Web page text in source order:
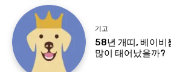
기고
58년 개띠, 베이비
많이 태어났을까?